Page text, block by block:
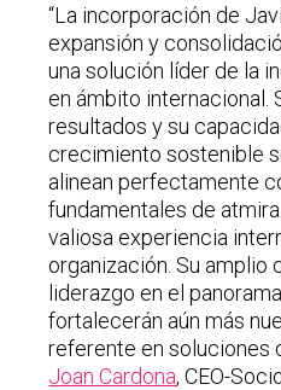
“La incorporación de
expansión y
una solución líder de la
en ámbito internacional.
resultados y su
crecimiento sostenible
alinean perfectamente
fundamentales de
valiosa experiencia
organización. Su amplio
liderazgo en el
fortalecerán aún más
referente en soluciones
Joan Cardona, CEO-